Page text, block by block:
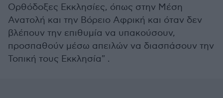
Ορθόδοξες Εκκλησίες, όπως στην Μέση
Ανατολή και την Βόρειο Αφρική και όταν δεν
βλέπουν την επιθυμία να υπακούσουν,
προσπαθούν μέσω απειλών να διασπάσουν την
Τοπική τους Εκκλησία" .